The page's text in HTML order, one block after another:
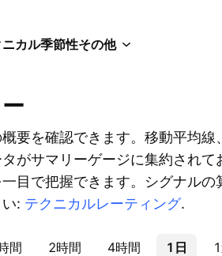
カル季節性その他
要を確認できます。移動平均線、
がサマリーゲージに集約されて
目で把握できます。シグナルの
: テクニカルレーティング.
間 2時間 4時間 1日